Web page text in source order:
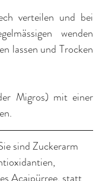
verteilen und bei
wenden
lassen und Trocken
Migros) mit einer
sind Zuckerarm